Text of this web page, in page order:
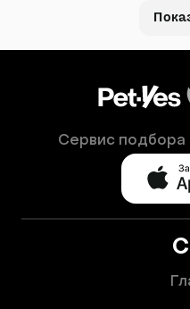
Сервис подбора